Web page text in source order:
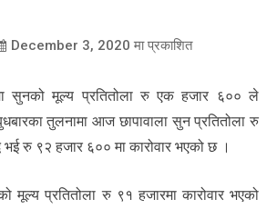
December 3, 2020 मा प्रकाशित
सुनको मूल्य प्रतितोला रु एक हजार ६०० ले
तुलनामा आज छापावाला सुन प्रतितोला रु
रु ९२ हजार ६०० मा कारोवार भएको छ ।
मूल्य प्रतितोला रु ९१ हजारमा कारोवार भएको